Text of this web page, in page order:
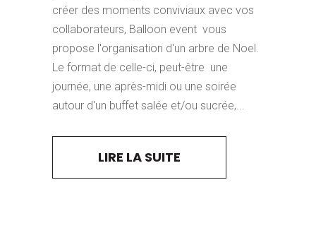
créer des moments conviviaux avec vos
collaborateurs, Balloon event vous
propose l'organisation d'un arbre de Noel.
Le format de celle-ci, peut-être une
journée, une après-midi ou une soirée
autour d'un buffet salée et/ou sucrée,...
LIRE LA SUITE